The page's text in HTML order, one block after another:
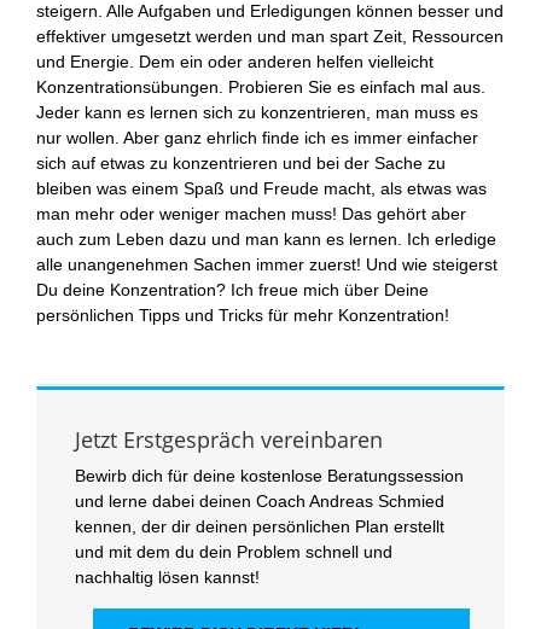
steigern. Alle Aufgaben und Erledigungen können besser und
effektiver umgesetzt werden und man spart Zeit, Ressourcen
und Energie. Dem ein oder anderen helfen vielleicht
Konzentrationsübungen. Probieren Sie es einfach mal aus.
Jeder kann es lernen sich zu konzentrieren, man muss es
nur wollen. Aber ganz ehrlich finde ich es immer einfacher
sich auf etwas zu konzentrieren und bei der Sache zu
bleiben was einem Spaß und Freude macht, als etwas was
man mehr oder weniger machen muss! Das gehört aber
auch zum Leben dazu und man kann es lernen. Ich erledige
alle unangenehmen Sachen immer zuerst! Und wie steigerst
Du deine Konzentration? Ich freue mich über Deine
persönlichen Tipps und Tricks für mehr Konzentration!
Jetzt Erstgespräch vereinbaren
Bewirb dich für deine kostenlose Beratungssession
und lerne dabei deinen Coach Andreas Schmied
kennen, der dir deinen persönlichen Plan erstellt
und mit dem du dein Problem schnell und
nachhaltig lösen kannst!